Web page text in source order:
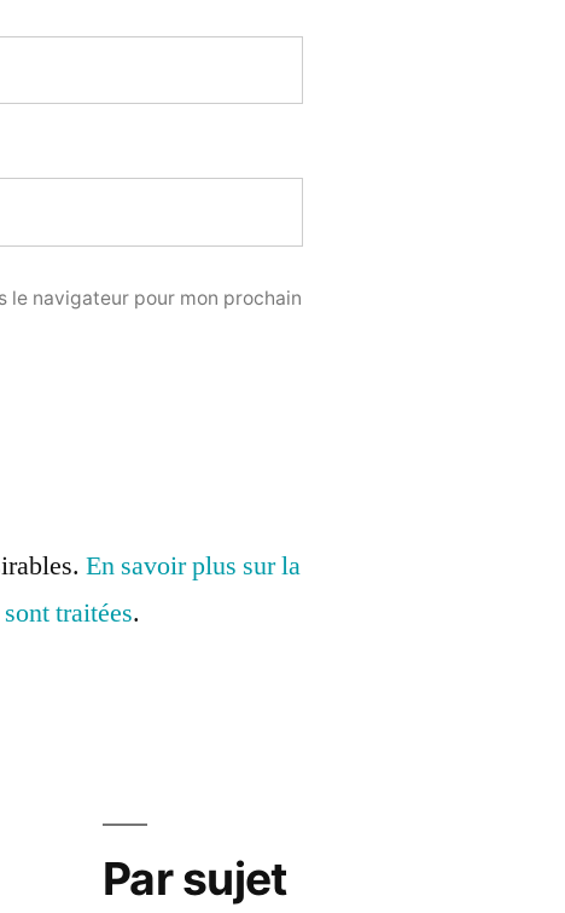
le navigateur pour mon prochain
En savoir plus sur la
traitées.
Par sujet